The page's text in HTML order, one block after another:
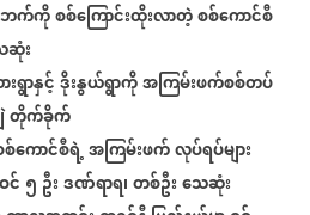
ဘက်ကိုစစ်ကြောင်းထိုးလာတဲ့စစ်ကောင်စီ
ဆုံး
ရွာနှင့်ဒိုးနွယ်ရွာကိုအကြမ်းဖက်စစ်တပ်
တိုက်ခိုက်
ကောင်စီရဲ့အကြမ်းဖက်လုပ်ရပ်များ
င် ၅ ဦးဒဏ်ရာရ၊တစ်ဦးသေဆုံး